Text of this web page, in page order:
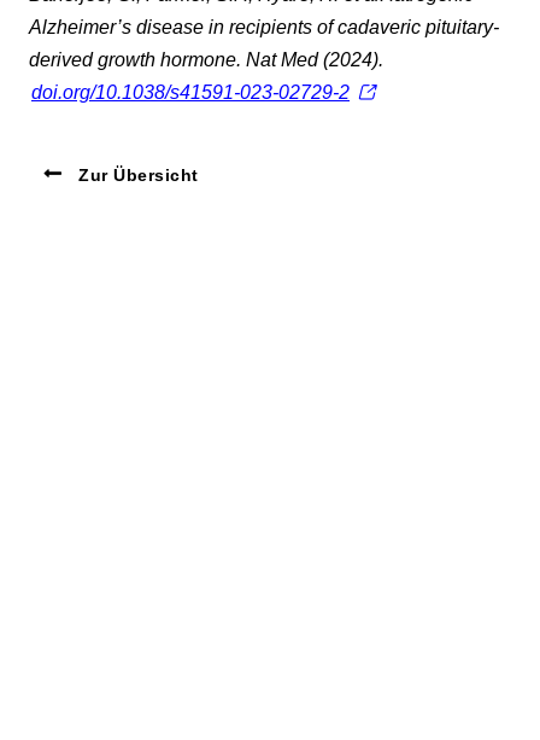
Alzheimer’s disease in recipients of cadaveric pituitary-
derived growth hormone. Nat Med (2024).
doi.org/10.1038/s41591-023-02729-2
Zur Übersicht